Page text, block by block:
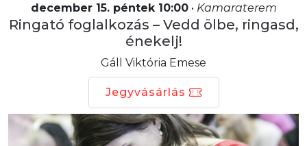
december 15. péntek 10:00• Kamaraterem
Ringató foglalkozás – Vedd ölbe, ringasd,
énekelj!
Gáll Viktória Emese
Jegyvásárlás